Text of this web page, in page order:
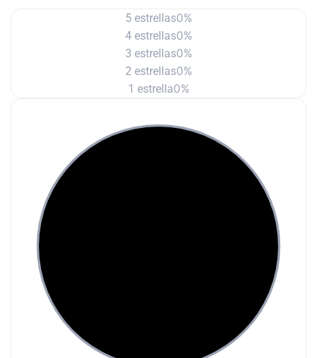
5 estrellas0%
4 estrellas0%
3 estrellas0%
2 estrellas0%
1 estrella0%